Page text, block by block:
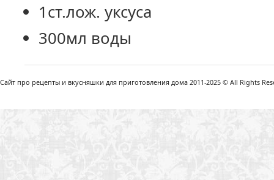
1ст.лож. уксуса
300мл воды
Сайт про рецепты и вкусняшки для приготовления дома 2011-2025 © All Rights